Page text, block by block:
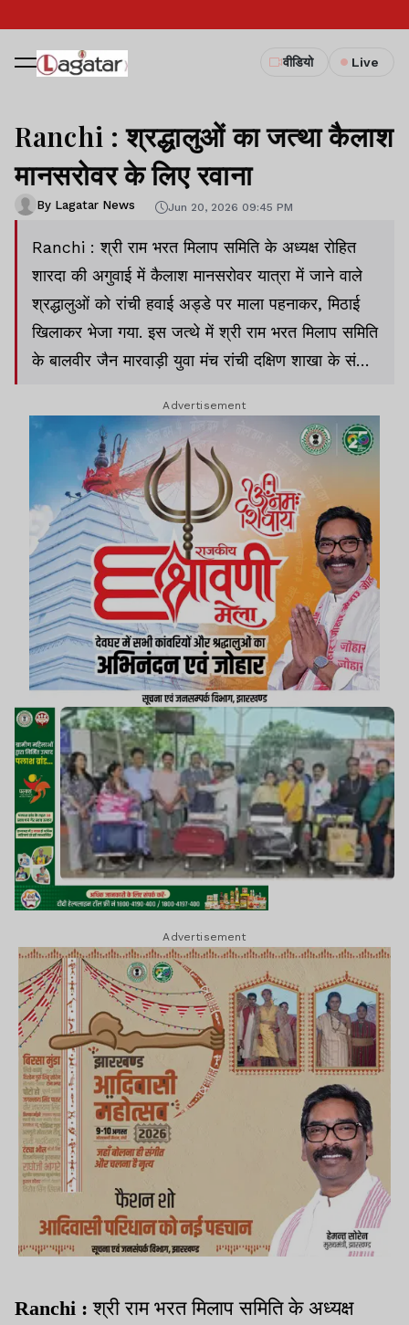
वीडियो Live
Ranchi : श्रद्धालुओं का जत्था कैलाश
मानसरोवर के लिए रवाना
By Lagatar News Jun 20, 2026 09:45 PM
Ranchi : श्री राम भरत मिलाप समिति के अध्यक्ष रोहित
शारदा की अगुवाई में कैलाश मानसरोवर यात्रा में जाने वाले
श्रद्धालुओं को रांची हवाई अड्डे पर माला पहनाकर, मिठाई
खिलाकर भेजा गया. इस जत्थे में श्री राम भरत मिलाप समिति
के बालवीर जैन मारवाड़ी युवा मंच रांची दक्षिण शाखा के संजय
कृष्णा मिश्रा, पूसन चटर्जी लखनऊ के लिए रवाना हुए.
Advertisement
Advertisement
Ranchi : श्री राम भरत मिलाप समिति के अध्यक्ष